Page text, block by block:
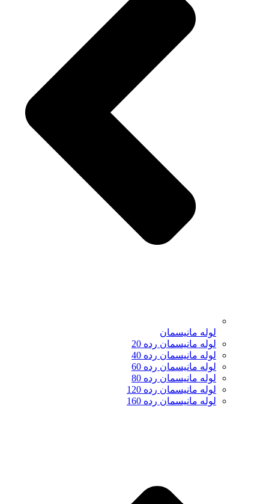
لوله مانیسمان
لوله مانیسمان رده 20
لوله مانیسمان رده 40
لوله مانیسمان رده 60
لوله مانیسمان رده 80
لوله مانیسمان رده 120
لوله مانیسمان رده 160